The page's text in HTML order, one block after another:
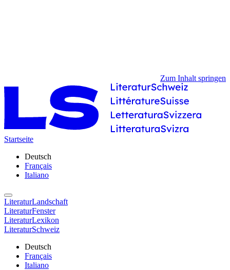
Zum Inhalt springen
Startseite
Deutsch
Français
Italiano
LiteraturLandschaft
LiteraturFenster
LiteraturLexikon
LiteraturSchweiz
Deutsch
Français
Italiano